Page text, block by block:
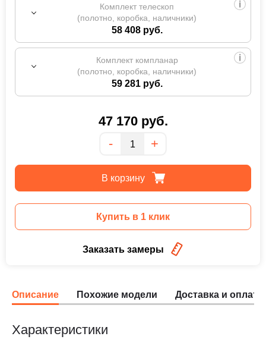
47 170руб.
Количество
- +
Комплект телескоп
(полотно, коробка, наличники)
58 408 руб.
Комплект компланар
(полотно, коробка, наличники)
59 281 руб.
В корзину
Купить в 1 клик
Заказать замеры
Описание Похожие модели Доставка и оплата
Характеристики